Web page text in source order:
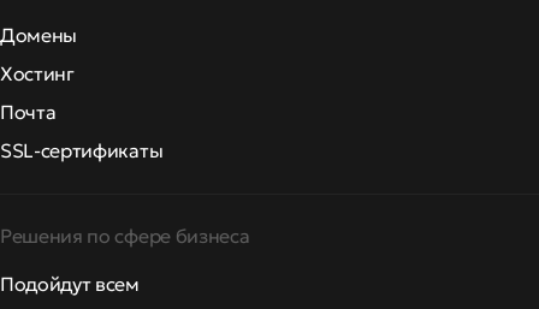
Домены
Хостинг
Почта
SSL-сертификаты
Решения по сфере бизнеса
Подойдут всем